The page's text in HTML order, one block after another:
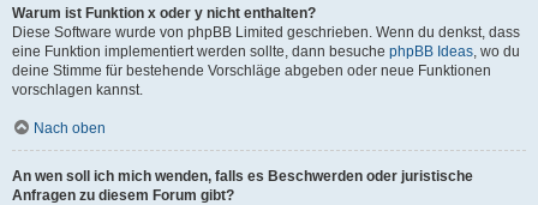
Warum ist Funktion x oder y nicht enthalten?
Diese Software wurde von phpBB Limited geschrieben. Wenn du denkst, dass
eine Funktion implementiert werden sollte, dann besuche phpBB Ideas, wo du
deine Stimme für bestehende Vorschläge abgeben oder neue Funktionen
vorschlagen kannst.
Nach oben
An wen soll ich mich wenden, falls es Beschwerden oder juristische
Anfragen zu diesem Forum gibt?